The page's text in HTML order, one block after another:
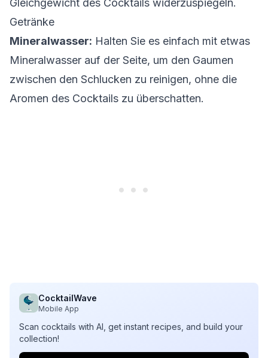
Gleichgewicht des Cocktails widerzuspiegeln.
Getränke
Mineralwasser: Halten Sie es einfach mit etwas
Mineralwasser auf der Seite, um den Gaumen
zwischen den Schlucken zu reinigen, ohne die
Aromen des Cocktails zu überschatten.
CocktailWave
Mobile App
Scan cocktails with AI, get instant recipes, and build your
collection!